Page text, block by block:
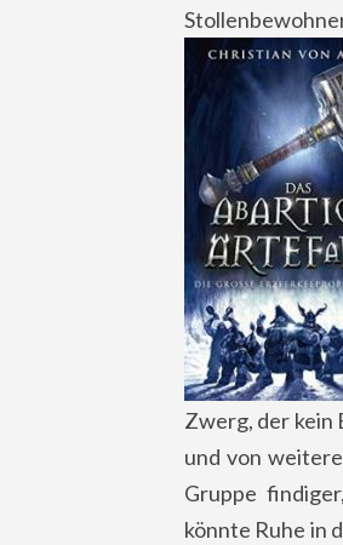
Zwerg, der kein
und von
Gruppe
könnte Ruhe in